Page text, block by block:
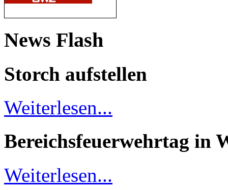
News Flash
Storch aufstellen
Weiterlesen...
Bereichsfeuerwehrtag in
Weiterlesen...